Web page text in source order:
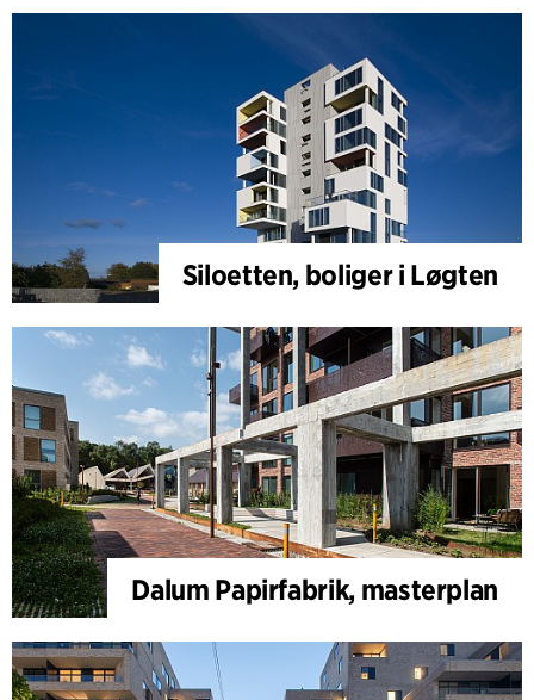
Siloetten, boliger i Løgten
Dalum Papirfabrik, masterplan